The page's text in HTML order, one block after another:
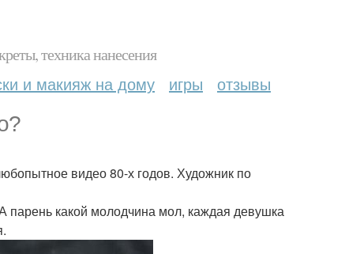
техника нанесения
и макияж на дому игры отзывы
видео 80-х годов. Художник по
парень какой молодчина мол, каждая девушка